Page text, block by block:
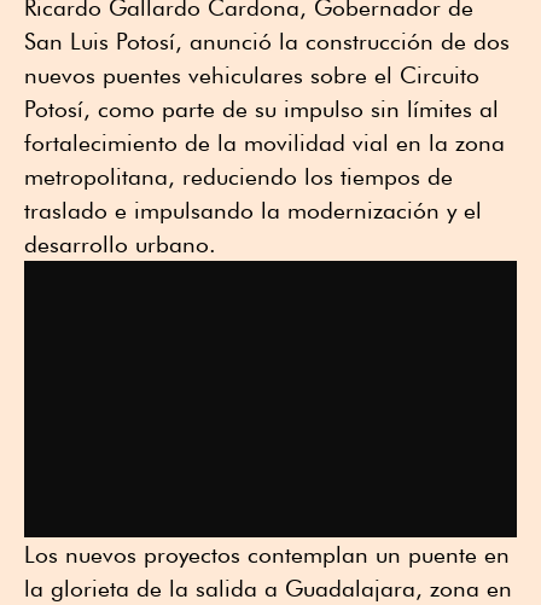
Ricardo Gallardo Cardona, Gobernador de
San Luis Potosí, anunció la construcción de dos
nuevos puentes vehiculares sobre el Circuito
Potosí, como parte de su impulso sin límites al
fortalecimiento de la movilidad vial en la zona
metropolitana, reduciendo los tiempos de
traslado e impulsando la modernización y el
desarrollo urbano.
Los nuevos proyectos contemplan un puente en
la glorieta de la salida a Guadalajara, zona en